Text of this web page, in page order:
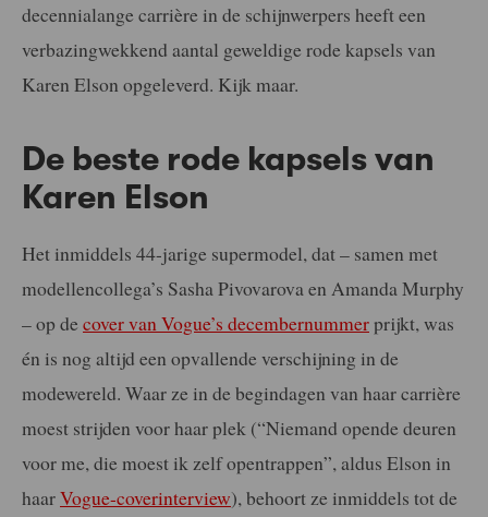
decennialange carrière in de schijnwerpers heeft een
verbazingwekkend aantal geweldige rode kapsels van
Karen Elson opgeleverd. Kijk maar.
De beste rode kapsels van
Karen Elson
Het inmiddels 44-jarige supermodel, dat – samen met
modellencollega’s Sasha Pivovarova en Amanda Murphy
– op de cover van Vogue’s decembernummerprijkt, was
én is nog altijd een opvallende verschijning in de
modewereld. Waar ze in de begindagen van haar carrière
moest strijden voor haar plek (“Niemand opende deuren
voor me, die moest ik zelf opentrappen”, aldus Elson in
haarVogue-coverinterview), behoort ze inmiddels tot de